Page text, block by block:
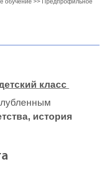
обучение >> Предпрофильное
класс
история